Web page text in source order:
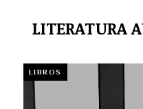
LITERATURA
LIBROS